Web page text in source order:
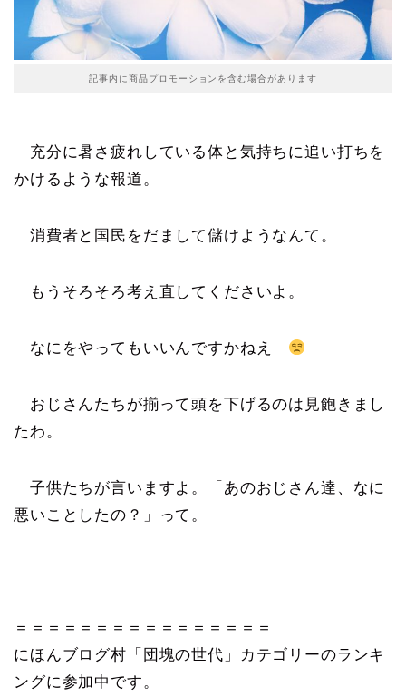
記事内に商品プロモーションを含む場合があります
充分に暑さ疲れしている体と気持ちに追い打ちを
かけるような報道。
消費者と国民をだまして儲けようなんて。
もうそろそろ考え直してくださいよ。
なにをやってもいいんですかねえ
おじさんたちが揃って頭を下げるのは見飽きまし
たわ。
子供たちが言いますよ。「あのおじさん達、なに
悪いことしたの？」って。
＝＝＝＝＝＝＝＝＝＝＝＝＝＝＝＝
にほんブログ村「団塊の世代」カテゴリーのランキ
ングに参加中です。